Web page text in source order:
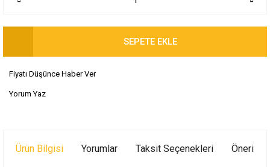
SEPETE EKLE
Fiyatı Düşünce Haber Ver
Yorum Yaz
Ürün Bilgisi Yorumlar Taksit Seçenekleri